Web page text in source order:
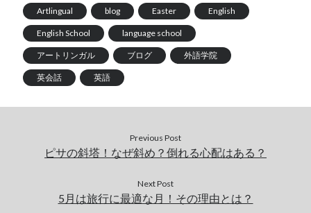
Artlingual blog Easter English
English School language school
アートリンガル ブログ 外語学院
英会話 英語
Previous Post
ピサの斜塔！なぜ斜め？倒れる心配はある？
Next Post
5月は旅行に最適な月！その理由とは？